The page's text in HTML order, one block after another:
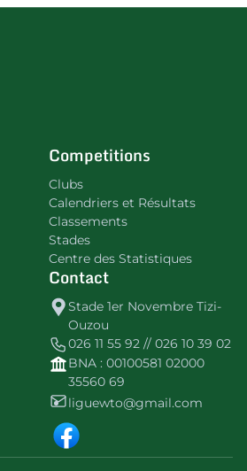
Competitions
Clubs
Calendriers et Résultats
Classements
Stades
Centre des Statistiques
Contact
Stade 1er Novembre Tizi-
Ouzou
026 11 55 92 // 026 10 39 02
BNA : 00100581 02000
35560 69
liguewto@gmail.com